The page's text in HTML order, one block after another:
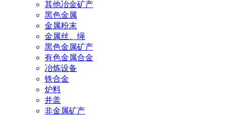
其他冶金矿产
黑色金属
金属粉末
金属丝、绳
黑色金属矿产
有色金属合金
冶炼设备
铁合金
炉料
井盖
非金属矿产